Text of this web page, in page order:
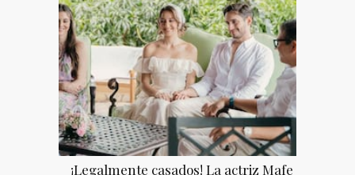
¡Legalmente casados! La actriz Mafe